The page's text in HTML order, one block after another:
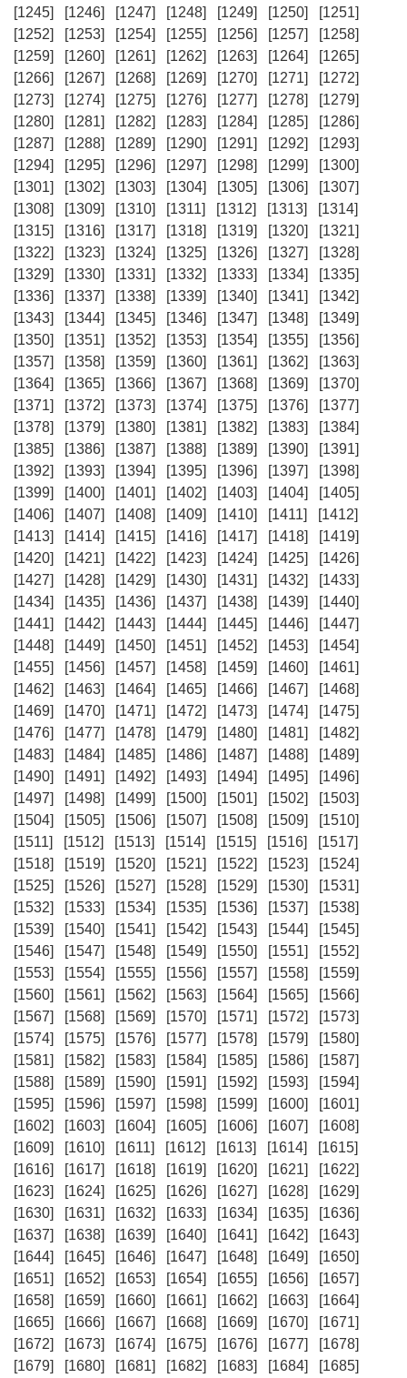
[1245]
[1246] [1247] [1248] [1249] [1250]
[1251]
[1252]
[1253] [1254] [1255] [1256] [1257]
[1258]
[1259]
[1260] [1261] [1262] [1263] [1264]
[1265]
[1266]
[1267] [1268] [1269] [1270] [1271]
[1272]
[1273]
[1274] [1275] [1276] [1277] [1278]
[1279]
[1280]
[1281] [1282] [1283] [1284] [1285]
[1286]
[1287]
[1288] [1289] [1290] [1291] [1292]
[1293]
[1294]
[1295] [1296] [1297] [1298] [1299]
[1300]
[1301]
[1302] [1303] [1304] [1305] [1306]
[1307]
[1308]
[1309] [1310] [1311] [1312] [1313]
[1314]
[1315]
[1316] [1317] [1318] [1319] [1320]
[1321]
[1322]
[1323] [1324] [1325] [1326] [1327]
[1328]
[1329]
[1330] [1331] [1332] [1333] [1334]
[1335]
[1336]
[1337] [1338] [1339] [1340] [1341]
[1342]
[1343]
[1344] [1345] [1346] [1347] [1348]
[1349]
[1350]
[1351] [1352] [1353] [1354] [1355]
[1356]
[1357]
[1358] [1359] [1360] [1361] [1362]
[1363]
[1364]
[1365] [1366] [1367] [1368] [1369]
[1370]
[1371]
[1372] [1373] [1374] [1375] [1376]
[1377]
[1378]
[1379] [1380] [1381] [1382] [1383]
[1384]
[1385]
[1386] [1387] [1388] [1389] [1390]
[1391]
[1392]
[1393] [1394] [1395] [1396] [1397]
[1398]
[1399]
[1400] [1401] [1402] [1403] [1404]
[1405]
[1406]
[1407] [1408] [1409] [1410] [1411]
[1412]
[1413]
[1414] [1415] [1416] [1417] [1418]
[1419]
[1420]
[1421] [1422] [1423] [1424] [1425]
[1426]
[1427]
[1428] [1429] [1430] [1431] [1432]
[1433]
[1434]
[1435] [1436] [1437] [1438] [1439]
[1440]
[1441]
[1442] [1443] [1444] [1445] [1446]
[1447]
[1448]
[1449] [1450] [1451] [1452] [1453]
[1454]
[1455]
[1456] [1457] [1458] [1459] [1460]
[1461]
[1462]
[1463] [1464] [1465] [1466] [1467]
[1468]
[1469]
[1470] [1471] [1472] [1473] [1474]
[1475]
[1476]
[1477] [1478] [1479] [1480] [1481]
[1482]
[1483]
[1484] [1485] [1486] [1487] [1488]
[1489]
[1490]
[1491] [1492] [1493] [1494] [1495]
[1496]
[1497]
[1498] [1499] [1500] [1501] [1502]
[1503]
[1504]
[1505] [1506] [1507] [1508] [1509]
[1510]
[1511]
[1512] [1513] [1514] [1515] [1516]
[1517]
[1518]
[1519] [1520] [1521] [1522] [1523]
[1524]
[1525]
[1526] [1527] [1528] [1529] [1530]
[1531]
[1532]
[1533] [1534] [1535] [1536] [1537]
[1538]
[1539]
[1540] [1541] [1542] [1543] [1544]
[1545]
[1546]
[1547] [1548] [1549] [1550] [1551]
[1552]
[1553]
[1554] [1555] [1556] [1557] [1558]
[1559]
[1560]
[1561] [1562] [1563] [1564] [1565]
[1566]
[1567]
[1568] [1569] [1570] [1571] [1572]
[1573]
[1574]
[1575] [1576] [1577] [1578] [1579]
[1580]
[1581]
[1582] [1583] [1584] [1585] [1586]
[1587]
[1588]
[1589] [1590] [1591] [1592] [1593]
[1594]
[1595]
[1596] [1597] [1598] [1599] [1600]
[1601]
[1602]
[1603] [1604] [1605] [1606] [1607]
[1608]
[1609]
[1610] [1611] [1612] [1613] [1614]
[1615]
[1616]
[1617] [1618] [1619] [1620] [1621]
[1622]
[1623]
[1624] [1625] [1626] [1627] [1628]
[1629]
[1630]
[1631] [1632] [1633] [1634] [1635]
[1636]
[1637]
[1638] [1639] [1640] [1641] [1642]
[1643]
[1644]
[1645] [1646] [1647] [1648] [1649]
[1650]
[1651]
[1652] [1653] [1654] [1655] [1656]
[1657]
[1658]
[1659] [1660] [1661] [1662] [1663]
[1664]
[1665]
[1666] [1667] [1668] [1669] [1670]
[1671]
[1672]
[1673] [1674] [1675] [1676] [1677]
[1678]
[1679]
[1680] [1681] [1682] [1683] [1684]
[1685]